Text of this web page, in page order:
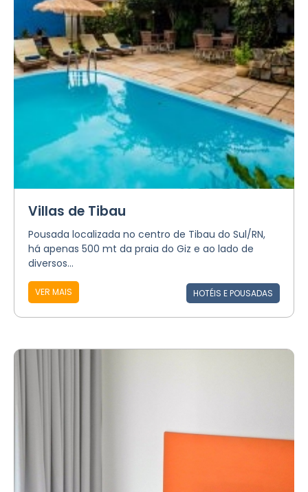
Villas de Tibau
Pousada localizada no centro de Tibau do Sul/RN,
há apenas 500 mt da praia do Giz e ao lado de
diversos...
VER MAIS HOTÉIS E POUSADAS